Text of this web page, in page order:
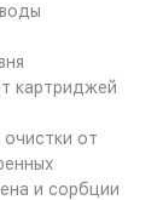
картриджей
от
и сорбции